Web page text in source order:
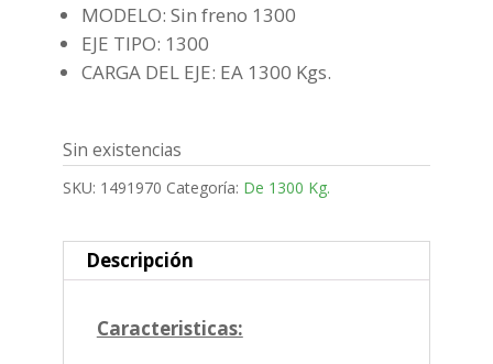
MODELO: Sin freno 1300
EJE TIPO: 1300
CARGA DEL EJE: EA 1300 Kgs.
Sin existencias
SKU: 1491970 Categoría: De 1300 Kg.
Descripción
Caracteristicas: